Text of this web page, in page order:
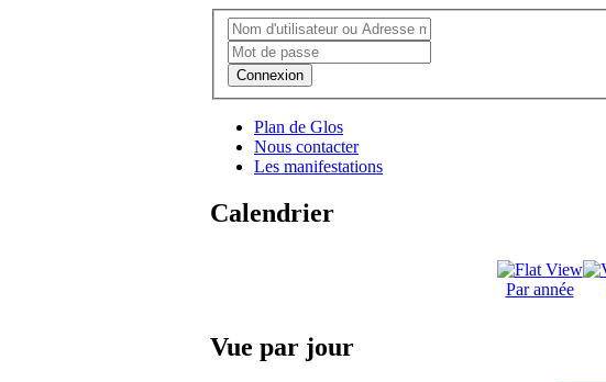
Connexion
Plan de Glos
Nous contacter
Les manifestations
Calendrier
Par année
Vue par jour